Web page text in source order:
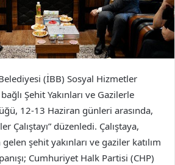
(İBB) Sosyal Hizmetler
Şehit Yakınları ve Gazilerle
12-13 Haziran günleri arasında,
Çalıştayı” düzenledi. Çalıştaya,
şehit yakınları ve gaziler katılım
Cumhuriyet Halk Partisi (CHP)